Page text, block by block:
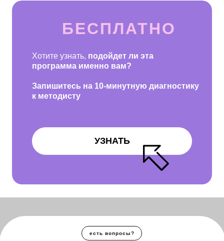
Хотите узнать, подойдет ли эта
программа именно вам?
Запишитесь на 10-минутную диагностику
к методисту
БЕСПЛАТНО
УЗНАТЬ
есть вопросы?